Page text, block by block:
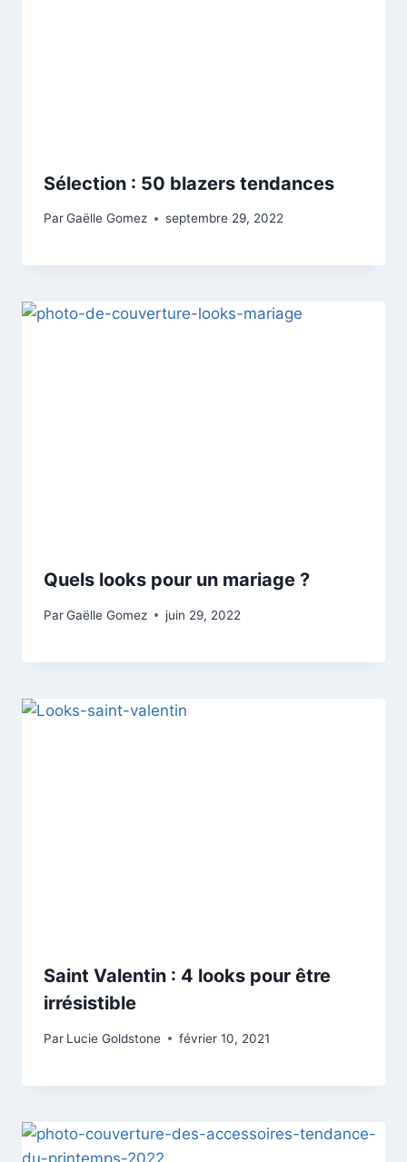
Sélection : 50 blazers tendances
ParGaëlle Gomez septembre 29, 2022
Quels looks pour un mariage ?
ParGaëlle Gomez juin 29, 2022
Saint Valentin : 4 looks pour être
irrésistible
Par Lucie Goldstone février 10, 2021